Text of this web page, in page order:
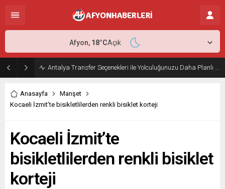
Antalya Transfer Seçenekleri ile Yolculuğunuzu Daha Planlı Hale Getirin
Afyon, 18°CAçık
Anasayfa
Manşet
Kocaeli İzmit’te bisikletlilerden renkli bisiklet korteji
Kocaeli İzmit’te
bisikletlilerden renkli bisiklet
korteji